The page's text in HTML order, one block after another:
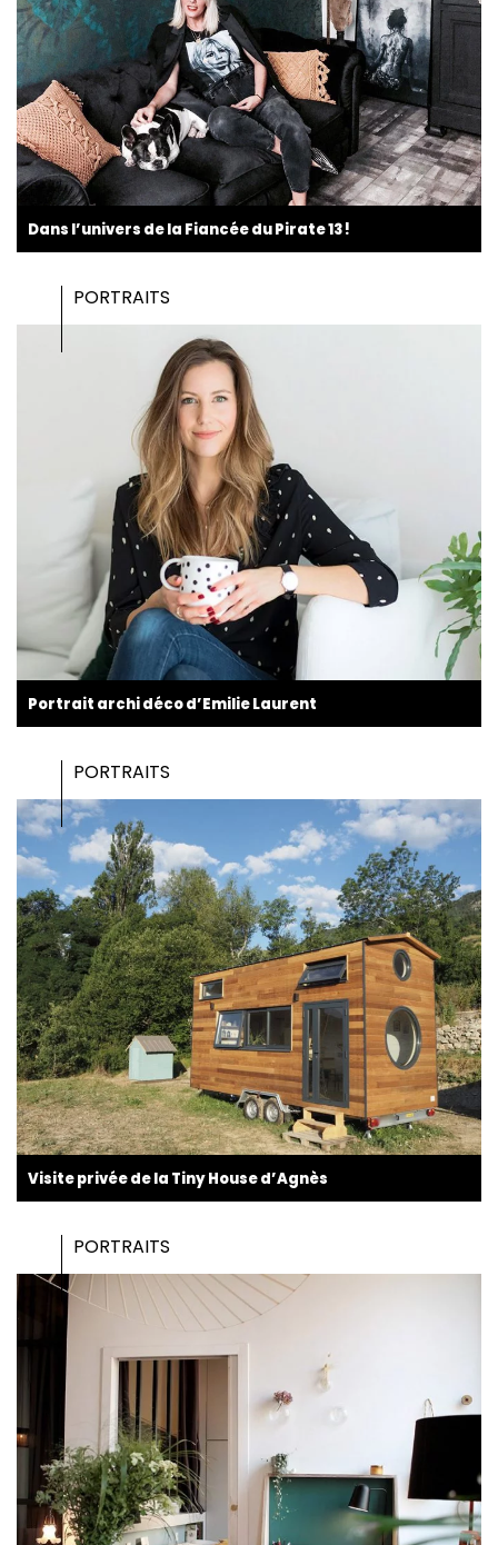
Dans l’univers de la Fiancée du Pirate 13 !
PORTRAITS
Portrait archi déco d’Emilie Laurent
PORTRAITS
Visite privée de la Tiny House d’Agnès
PORTRAITS